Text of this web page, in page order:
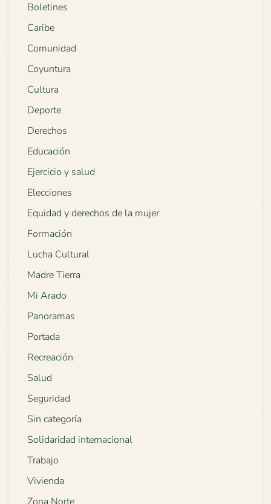
Boletines
Caribe
Comunidad
Coyuntura
Cultura
Deporte
Derechos
Educación
Ejercicio y salud
Elecciones
Equidad y derechos de la mujer
Formación
Lucha Cultural
Madre Tierra
Mi Arado
Panoramas
Portada
Recreación
Salud
Seguridad
Sin categoría
Solidaridad internacional
Trabajo
Vivienda